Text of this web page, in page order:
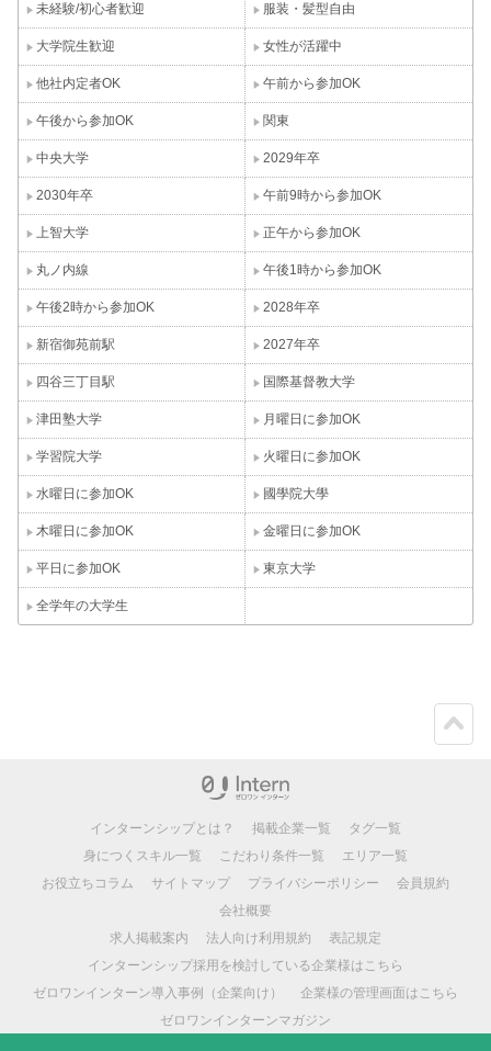
未経験/初心者歓迎 服装・髪型自由
大学院生歓迎 女性が活躍中
他社内定者OK 午前から参加OK
午後から参加OK 関東
中央大学 2029年卒
2030年卒 午前9時から参加OK
上智大学 正午から参加OK
丸ノ内線 午後1時から参加OK
午後2時から参加OK 2028年卒
新宿御苑前駅 2027年卒
四谷三丁目駅 国際基督教大学
津田塾大学 月曜日に参加OK
学習院大学 火曜日に参加OK
水曜日に参加OK 國學院大學
木曜日に参加OK 金曜日に参加OK
平日に参加OK 東京大学
全学年の大学生
インターンシップとは？ 掲載企業一覧
タグ一覧
身につくスキル一覧
こだわり条件一覧
エリア一覧
お役立ちコラム
サイトマップ プライバシーポリシー
会員規約
会社概要
求人掲載案内
法人向け利用規約
表記規定
インターンシップ採用を検討している企業様はこちら
ゼロワンインターン導入事例（企業向け）
企業様の管理画面はこちら
ゼロワンインターンマガジン